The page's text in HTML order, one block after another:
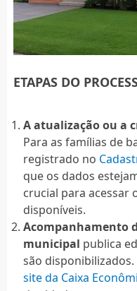
ETAPAS DO
A atualização ou a
Para as famílias de
registrado no
que os dados
crucial para acessar
disponíveis.
Acompanhamento
municipal publica
são
site da Caixa